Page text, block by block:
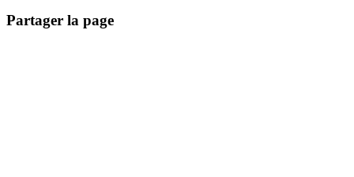
Partager la page